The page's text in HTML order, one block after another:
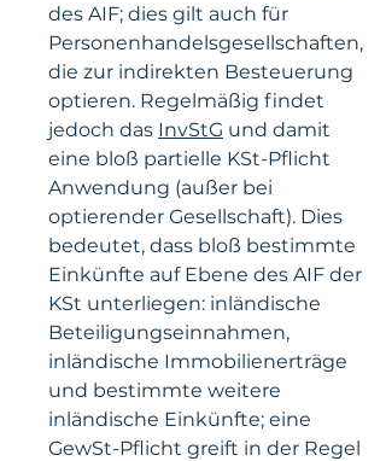
des AIF; dies gilt auch für
Personenhandelsgesellschaften,
die zur indirekten Besteuerung
optieren. Regelmäßig findet
jedoch das InvStG und damit
eine bloß partielle KSt-Pflicht
Anwendung (außer bei
optierender Gesellschaft). Dies
bedeutet, dass bloß bestimmte
Einkünfte auf Ebene des AIF der
KSt unterliegen: inländische
Beteiligungseinnahmen,
inländische Immobilienerträge
und bestimmte weitere
inländische Einkünfte; eine
GewSt-Pflicht greift in der Regel